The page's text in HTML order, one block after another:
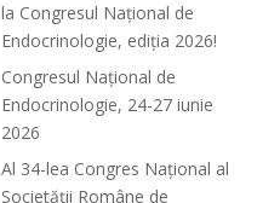
la Congresul Național de
Endocrinologie, ediția 2026!
Congresul Național de
Endocrinologie, 24-27 iunie
2026
Al 34-lea Congres Național al
Societății Române de